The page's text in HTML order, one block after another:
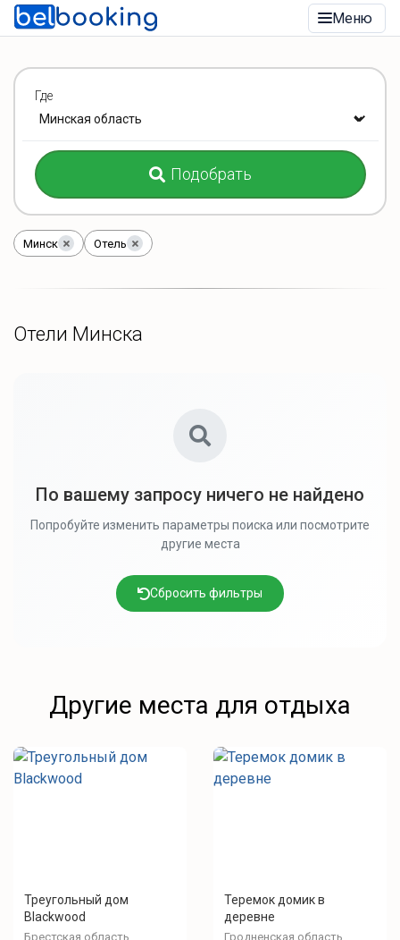
Меню
Где
Подобрать
Минск Отель
Отели Минска
По вашему запросу ничего не найдено
Попробуйте изменить параметры поиска или посмотрите
другие места
Сбросить фильтры
Другие места для отдыха
Треугольный дом
Blackwood
Брестская область
Теремок домик в
деревне
Гродненская область